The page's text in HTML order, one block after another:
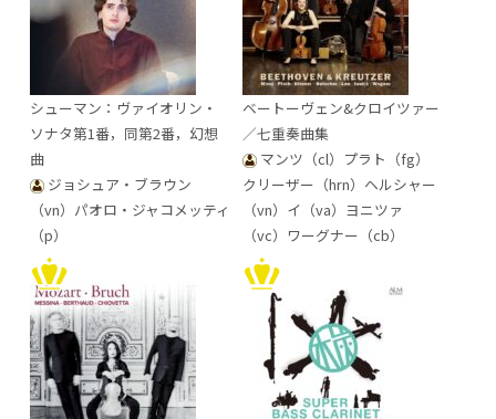
シューマン：ヴァイオリン・
ソナタ第1番，同第2番，幻想
曲
ジョシュア・ブラウン
（vn）パオロ・ジャコメッティ
（p）
ベートーヴェン&クロイツァー
／七重奏曲集
マンツ（cl）プラト（fg）
クリーザー（hrn）ヘルシャー
（vn）イ（va）ヨニツァ
（vc）ワーグナー（cb）